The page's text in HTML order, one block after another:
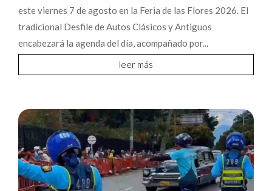
este viernes 7 de agosto en la Feria de las Flores 2026. El
tradicional Desfile de Autos Clásicos y Antiguos
encabezará la agenda del día, acompañado por...
leer más